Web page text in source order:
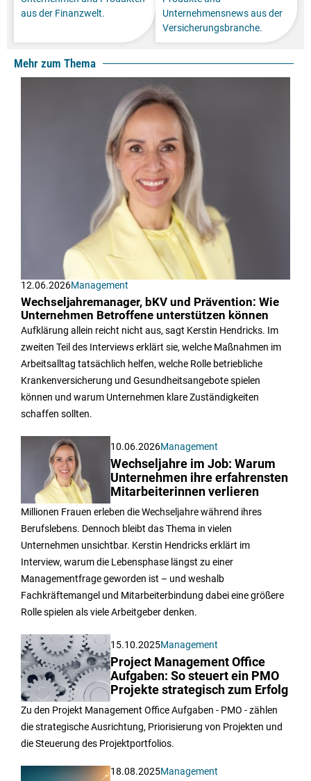
aus der Finanzwelt.
Unternehmensnews aus der
Versicherungsbranche.
Mehr zum Thema
12.06.2026Management
Wechseljahremanager, bKV und Prävention: Wie
Unternehmen Betroffene unterstützen können
Aufklärung allein reicht nicht aus, sagt Kerstin Hendricks. Im
zweiten Teil des Interviews erklärt sie, welche Maßnahmen im
Arbeitsalltag tatsächlich helfen, welche Rolle betriebliche
Krankenversicherung und Gesundheitsangebote spielen
können und warum Unternehmen klare Zuständigkeiten
schaffen sollten.
10.06.2026Management
Wechseljahre im Job: Warum
Unternehmen ihre erfahrensten
Mitarbeiterinnen verlieren
Millionen Frauen erleben die Wechseljahre während ihres
Berufslebens. Dennoch bleibt das Thema in vielen
Unternehmen unsichtbar. Kerstin Hendricks erklärt im
Interview, warum die Lebensphase längst zu einer
Managementfrage geworden ist – und weshalb
Fachkräftemangel und Mitarbeiterbindung dabei eine größere
Rolle spielen als viele Arbeitgeber denken.
15.10.2025Management
Project Management Office
Aufgaben: So steuert ein PMO
Projekte strategisch zum Erfolg
Zu den Projekt Management Office Aufgaben - PMO - zählen
die strategische Ausrichtung, Priorisierung von Projekten und
die Steuerung des Projektportfolios.
18.08.2025Management